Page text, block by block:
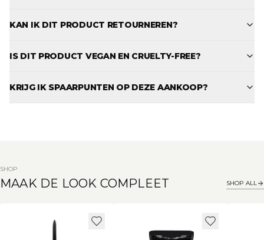
KAN IK DIT PRODUCT RETOURNEREN?
IS DIT PRODUCT VEGAN EN CRUELTY-FREE?
KRIJG IK SPAARPUNTEN OP DEZE AANKOOP?
SHOP
MAAK DE LOOK COMPLEET SHOP ALL